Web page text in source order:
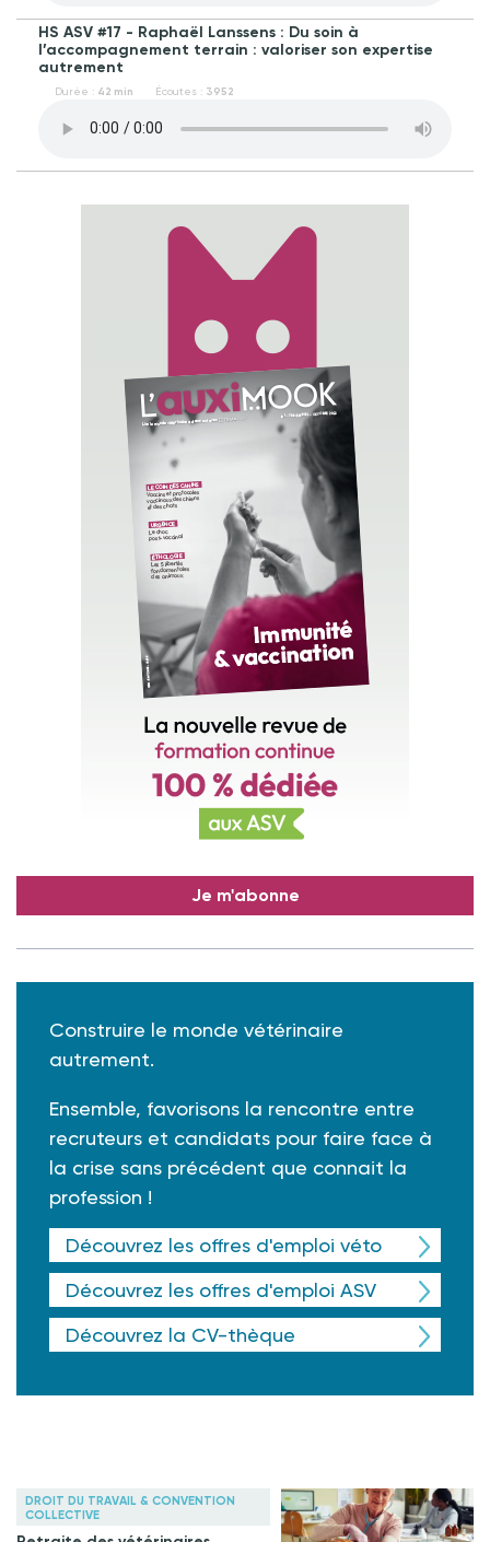
HS ASV #17 - Raphaël Lanssens : Du soin à
l’accompagnement terrain : valoriser son expertise
autrement
Durée : 42 min Écoutes : 3952
Je m'abonne
Construire le monde vétérinaire
autrement.
Ensemble, favorisons la rencontre entre
recruteurs et candidats pour faire face à
la crise sans précédent que connait la
profession !
Découvrez les offres d'emploi véto
Découvrez les offres d'emploi ASV
Découvrez la CV-thèque
DROIT DU TRAVAIL & CONVENTION
COLLECTIVE